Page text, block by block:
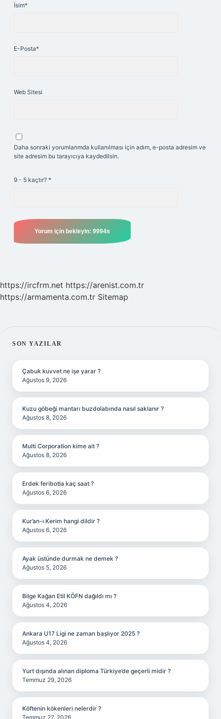
İsim*
E-Posta*
Web Sitesi
Daha sonraki yorumlarımda kullanılması için adım, e-posta adresim ve
site adresim bu tarayıcıya kaydedilsin.
9 - 5 kaçtır? *
https://ircfrm.net https://arenist.com.tr
https://armamenta.com.tr Sitemap
SIDEBAR
SON YAZILAR
Çabuk kuvvet ne işe yarar ?
Ağustos 9, 2026
Kuzu göbeği mantarı buzdolabında nasıl saklanır ?
Ağustos 8, 2026
Multi Corporation kime ait ?
Ağustos 8, 2026
Erdek feribotla kaç saat ?
Ağustos 6, 2026
Kur’an-ı Kerim hangi dildir ?
Ağustos 6, 2026
Ayak üstünde durmak ne demek ?
Ağustos 5, 2026
Bilge Kağan Etil KÖFN dağıldı mı ?
Ağustos 4, 2026
Ankara U17 Ligi ne zaman başlıyor 2025 ?
Ağustos 4, 2026
Yurt dışında alınan diploma Türkiye’de geçerli midir ?
Temmuz 29, 2026
Köftenin kökenleri nelerdir ?
Temmuz 27, 2026